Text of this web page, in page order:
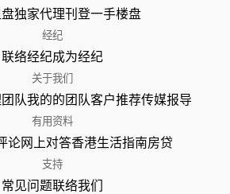
独家代理刊登一手楼盘
经纪
联络经纪成为经纪
关于我们
队我的的团队客户推荐传媒报导
有用资料
论网上对答香港生活指南房贷
支持
常见问题联络我们